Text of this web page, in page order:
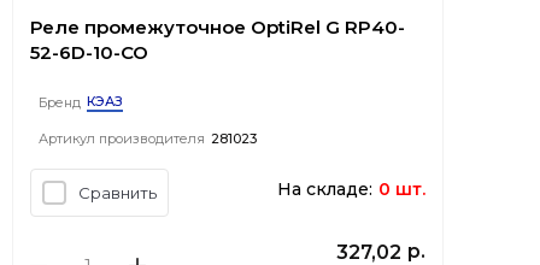
Реле промежуточное OptiRel G RP40-
52-6D-10-CO
Бренд КЭАЗ
Артикул производителя 281023
Сравнить На складе: 0 шт.
327,02 р.